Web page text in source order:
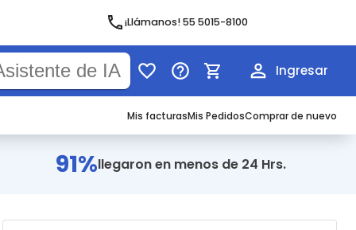
¡Llámanos! 55 5015-8100
Ingresar
Mis facturasMis PedidosComprar de nuevo
91%llegaron en menos de 24 Hrs.